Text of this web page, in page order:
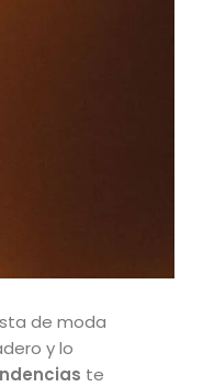
de moda
y lo
te